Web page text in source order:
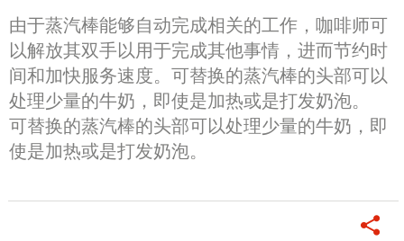
由于蒸汽棒能够自动完成相关的工作，咖啡师可
以解放其双手以用于完成其他事情，进而节约时
间和加快服务速度。可替换的蒸汽棒的头部可以
处理少量的牛奶，即使是加热或是打发奶泡。
可替换的蒸汽棒的头部可以处理少量的牛奶，即
使是加热或是打发奶泡。